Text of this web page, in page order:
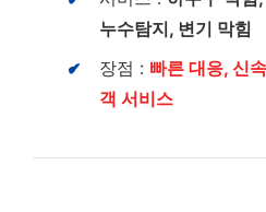
누수탐지, 변기 막힘
장점 : 빠른 대응, 신
객 서비스